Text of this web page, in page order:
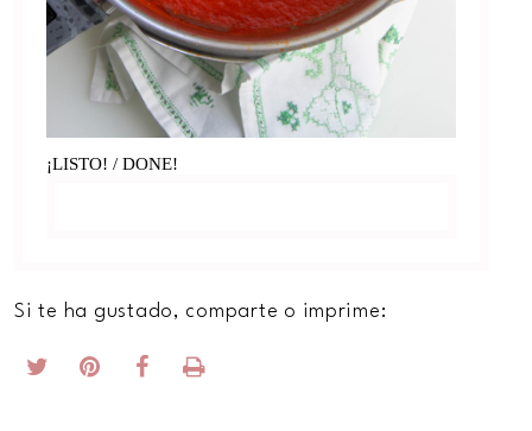
¡LISTO! / DONE!
Si te ha gustado, comparte o imprime: